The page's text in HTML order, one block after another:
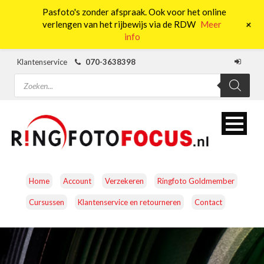
Klantenservice
070-3638398
Producten
zoeken
Home Account Verzekeren Ringfoto Goldmember
Cursussen Klantenservice en retourneren Contact
CAMERA’S OBJECTIEVEN ACCESSOIRES
Pasfoto's zonder afspraak. Ook voor het online
verlengen van het rijbewijs via de RDW Meer
info
+